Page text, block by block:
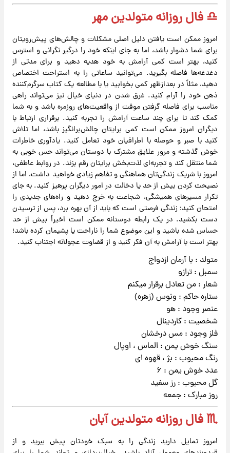
♎ فال روزانه متولدین مهر
امروز ممکن است یافتن دلیل اصلی مشکلات و چالش‌های پیش‌رویتان
برای شما دشوار باشد، اما به جای اینکه خود را درگیر نگرانی و استرس
کنید، بهتر است کمی آرامش به خود هدیه دهید و برای مدتی از
دغدغه‌ها فاصله بگیرید. می‌توانید ساعاتی را به استراحت اختصاص
دهید، مثلاً در بعدازظهر کمی بخوابید یا با مطالعه یک کتاب سرگرم‌کننده
ذهن خود را آرام کنید. غرق شدن در دنیای خیال نیز می‌تواند راهی
مناسب برای فاصله گرفتن موقت از واقعیت‌های روزمره باشد و به شما
کمک کند تا برای چند ساعت آرامش را تجربه کنید. برقراری ارتباط با
دیگران امروز ممکن است کمی برایتان چالش‌برانگیز باشد، اما تلاش
کنید با صبر و حوصله با اطرافیان خود تعامل کنید. یادآوری خاطرات
خوش گذشته و مرور علایق مشترک با دوستان می‌تواند حس خوبی به
شما منتقل کند و تجربه‌ای لذت‌بخش برایتان رقم بزند. در روابط عاطفی،
امروز با شریک زندگی‌تان هماهنگی و تفاهم زیادی خواهید داشت، اما از
نصیحت کردن بیش از حد یا دخالت در امور دیگران پرهیز کنید. به جای
تکرار مسیرهای همیشگی، شجاعت به خرج دهید و راه‌های جدیدی را
امتحان کنید؛ زندگی فرصتی است که باید از آن بهره برد، پس از ترسیدن
دست بکشید. در یک رابطه دوستانه ممکن است اخیراً بیش از حد
حساس شده باشید و این موضوع شما را ناراحت یا پشیمان کرده باشد؛
بهتر است با آرامش به آن فکر کنید و از قضاوت عجولانه اجتناب کنید.
متولد : با آرمان ازدواج
سمبل : ترازو
شعار : من تعادل برقرار میکنم
ستاره حاکم : ونوس (زهره)
عنصر وجود : هو
شخصیت : کاردینال
فلز وجود : مس درخشان
سنگ خوش یمن : الماس ، اوپال
رنگ محبوب : بژ ، قهوه ای
عدد خوش یمن : ۶
گل محبوب : رز سفید
روز مبارک : جمعه
♏ فال روزانه متولدین آبان
امروز تمایل دارید زندگی را به سبک خودتان پیش ببرید و از